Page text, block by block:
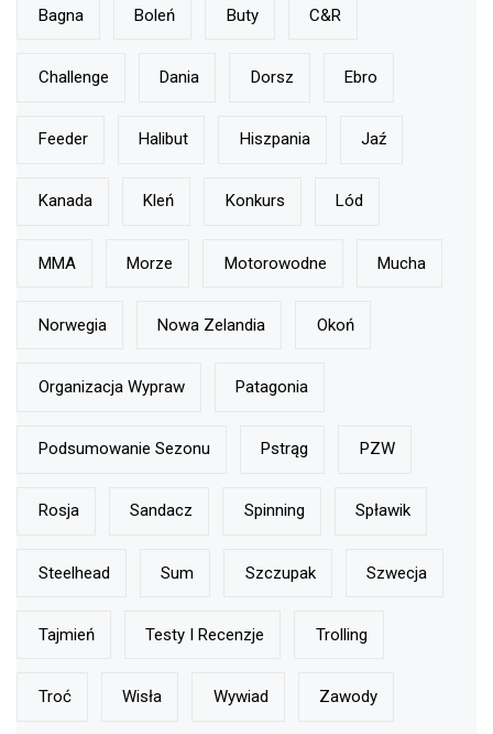
Bagna Boleń Buty C&r
Challenge Dania Dorsz Ebro
Feeder Halibut Hiszpania Jaź
Kanada Kleń Konkurs Lód
MMA Morze Motorowodne Mucha
Norwegia Nowa Zelandia Okoń
Organizacja Wypraw Patagonia
Podsumowanie Sezonu Pstrąg PZW
Rosja Sandacz Spinning Spławik
Steelhead Sum Szczupak Szwecja
Tajmień Testy I Recenzje Trolling
Troć Wisła Wywiad Zawody